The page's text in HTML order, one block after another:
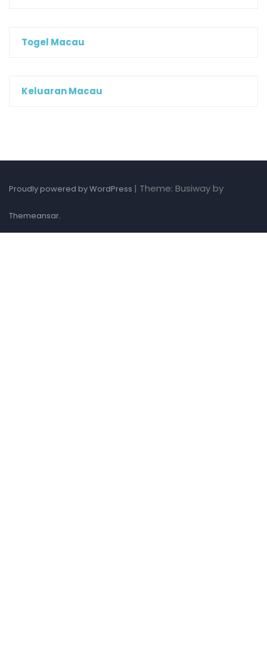
Togel Macau
Keluaran Macau
Proudly powered by WordPress | Theme: Busiway by
Themeansar.